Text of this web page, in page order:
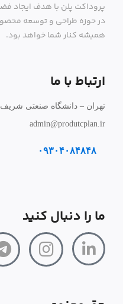
پروداکت پلن با هدف ایجاد
در حوزه طراحی و توسعه
همیشه کنار شما خواهد بود.
ارتباط با ما
تهران – دانشگاه صنعتی شریف
admin@produtcplan.ir
۰۹۳۰۴۰۸۴۸۴۸
ما را دنبال کنید